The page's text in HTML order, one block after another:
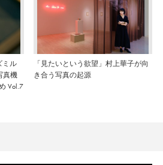
ミル
真機
Vol.7
「見たいという欲望」村上華子が向
き合う写真の起源